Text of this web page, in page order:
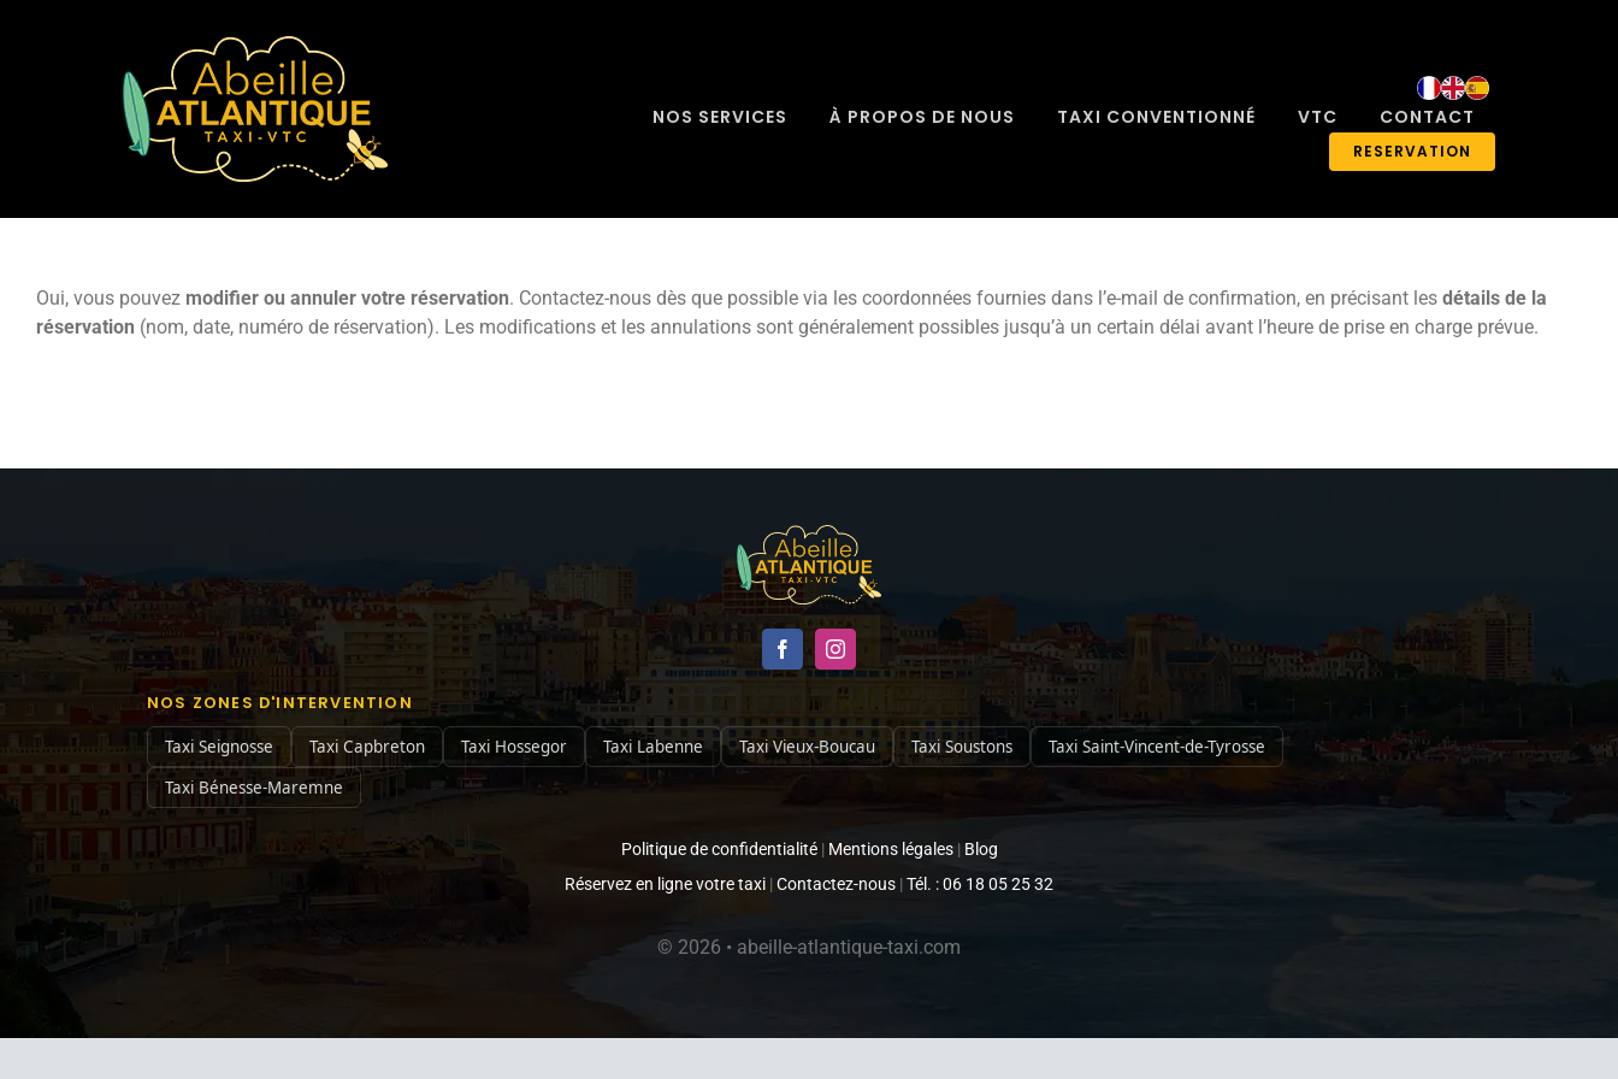
NOS SERVICES À PROPOS DE NOUS TAXI CONVENTIONNÉ VTC CONTACT
RESERVATION
Oui, vous pouvez modifier ou annuler votre réservation. Contactez-nous dès que possible via les coordonnées fournies dans l’e-mail de confirmation, en précisant les détails de la
réservation (nom, date, numéro de réservation). Les modifications et les annulations sont généralement possibles jusqu’à un certain délai avant l’heure de prise en charge prévue.
NOS ZONES D'INTERVENTION
Taxi Seignosse Taxi Capbreton Taxi Hossegor Taxi Labenne Taxi Vieux-Boucau Taxi Soustons
Taxi Saint-Vincent-de-Tyrosse
Taxi Bénesse-Maremne
Politique de confidentialité| Mentions légales| Blog
Réservez en ligne votre taxi | Contactez-nous | Tél. : 06 18 05 25 32
© 2026 • abeille-atlantique-taxi.com